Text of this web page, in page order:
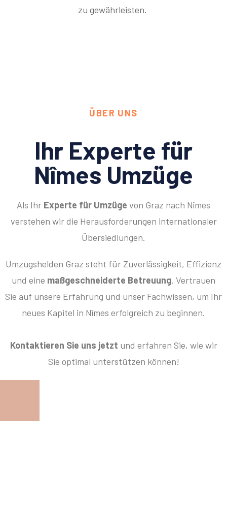
zu gewährleisten.
ÜBER UNS
Ihr Experte für
Nîmes Umzüge
Als Ihr Experte für Umzüge von Graz nach Nîmes
verstehen wir die Herausforderungen internationaler
Übersiedlungen.
Umzugshelden Graz steht für Zuverlässigkeit, Effizienz
und eine maßgeschneiderte Betreuung. Vertrauen
Sie auf unsere Erfahrung und unser Fachwissen, um Ihr
neues Kapitel in Nîmes erfolgreich zu beginnen.
Kontaktieren Sie uns jetzt und erfahren Sie, wie wir
Sie optimal unterstützen können!